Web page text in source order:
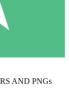
AND PNGs